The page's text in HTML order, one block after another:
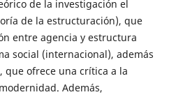
de la investigación el
de la estructuración), que
entre agencia y estructura
social (internacional), además
que ofrece una crítica a la
Además,